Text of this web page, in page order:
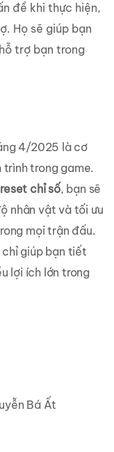
đề khi thực hiện,
Họ sẽ giúp bạn
trợ bạn trong
4/2025 là cơ
trong game.
reset chỉ số, bạn sẽ
nhân vật và tối ưu
mọi trận đấu.
chỉ giúp bạn tiết
lợi ích lớn trong
Bá Ất